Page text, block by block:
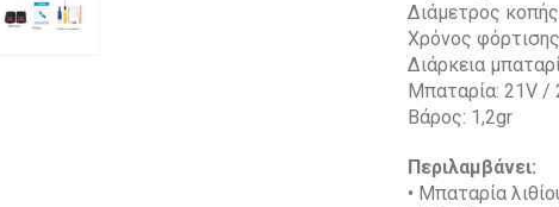
Διάμετρος
Χρόνος
Διάρκεια
Μπαταρία: 21V /
Βάρος: 1,2gr
Περιλαμβάνει:
• Μπαταρία